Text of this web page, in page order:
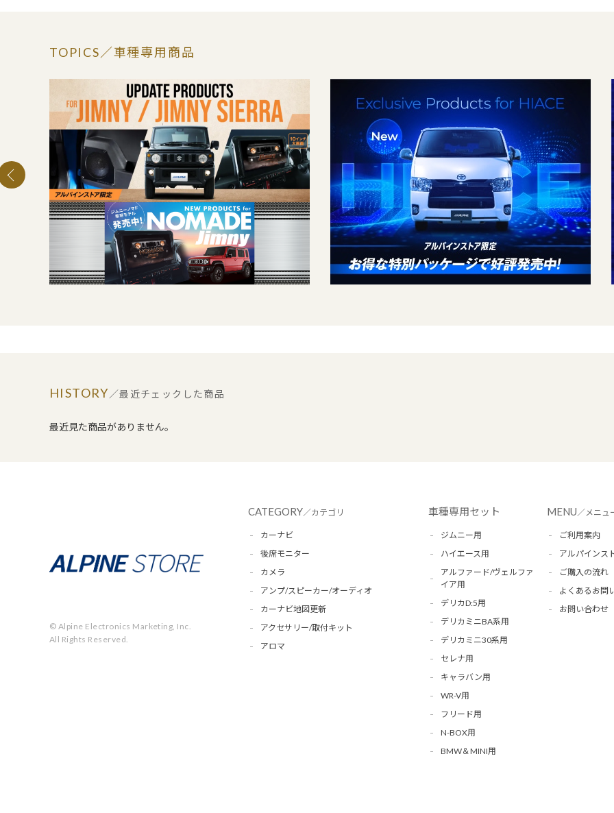
TOPICS ／車種専用商品
HISTORY／最近チェックした商品
最近見た商品がありません。
© Alpine Electronics Marketing, Inc.
All Rights Reserved.
CATEGORY／カテゴリ
カーナビ
後席モニター
カメラ
アンプ/スピーカー/オーディオ
カーナビ地図更新
アクセサリー/取付キット
アロマ
車種専用セット
ジムニー用
ハイエース用
アルファード/ヴェルファ
イア用
デリカD:5用
デリカミニBA系用
デリカミニ30系用
セレナ用
キャラバン用
WR-V用
フリード用
N-BOX用
BMW＆MINI用
MENU／メニュ
ご利用案内
アルパインス
ご購入の流れ
よくあるお問
お問い合わせ